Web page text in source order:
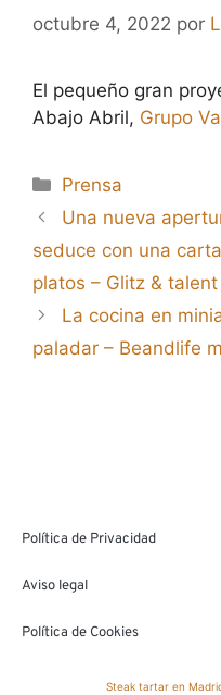
octubre 4, 2022 por
El pequeño gran
Abajo Abril, Grupo
Prensa
Una nueva
seduce con una
platos – Glitz & talent
La cocina en
paladar – Beandlife
Política de Privacidad
Aviso legal
Política de Cookies
Steak tartar en